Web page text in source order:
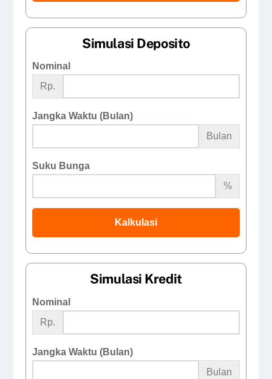
Simulasi Deposito
Nominal
Rp.
Jangka Waktu (Bulan)
Bulan
Suku Bunga
%
Kalkulasi
Simulasi Kredit
Nominal
Rp.
Jangka Waktu (Bulan)
Bulan